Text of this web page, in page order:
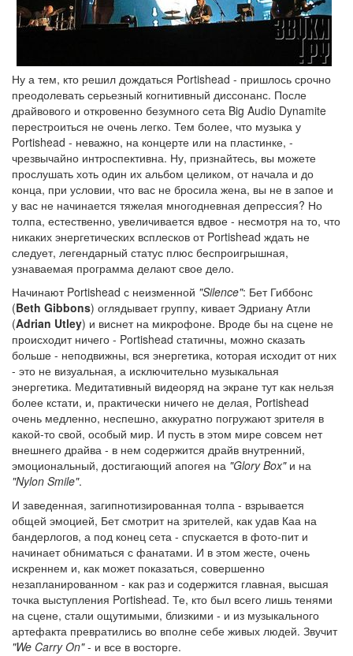
Ну а тем, кто решил дождаться Portishead - пришлось срочно
преодолевать серьезный когнитивный диссонанс. После
драйвового и откровенно безумного сета Big Audio Dynamite
перестроиться не очень легко. Тем более, что музыка у
Portishead - неважно, на концерте или на пластинке, -
чрезвычайно интроспективна. Ну, признайтесь, вы можете
прослушать хоть один их альбом целиком, от начала и до
конца, при условии, что вас не бросила жена, вы не в запое и
у вас не начинается тяжелая многодневная депрессия? Но
толпа, естественно, увеличивается вдвое - несмотря на то, что
никаких энергетических всплесков от Portishead ждать не
следует, легендарный статус плюс беспроигрышная,
узнаваемая программа делают свое дело.
Начинают Portishead с неизменной "Silence": Бет Гиббонс
(Beth Gibbons) оглядывает группу, кивает Эдриану Атли
(Adrian Utley) и виснет на микрофоне. Вроде бы на сцене не
происходит ничего - Portishead статичны, можно сказать
больше - неподвижны, вся энергетика, которая исходит от них
- это не визуальная, а исключительно музыкальная
энергетика. Медитативный видеоряд на экране тут как нельзя
более кстати, и, практически ничего не делая, Portishead
очень медленно, неспешно, аккуратно погружают зрителя в
какой-то свой, особый мир. И пусть в этом мире совсем нет
внешнего драйва - в нем содержится драйв внутренний,
эмоциональный, достигающий апогея на "Glory Box"и на
"Nylon Smile".
И заведенная, загипнотизированная толпа - взрывается
общей эмоцией, Бет смотрит на зрителей, как удав Каа на
бандерлогов, а под конец сета - спускается в фото-пит и
начинает обниматься с фанатами. И в этом жесте, очень
искреннем и, как может показаться, совершенно
незапланированном - как раз и содержится главная, высшая
точка выступления Portishead. Те, кто был всего лишь тенями
на сцене, стали ощутимыми, близкими - и из музыкального
артефакта превратились во вполне себе живых людей. Звучит
"We Carry On"- и все в восторге.